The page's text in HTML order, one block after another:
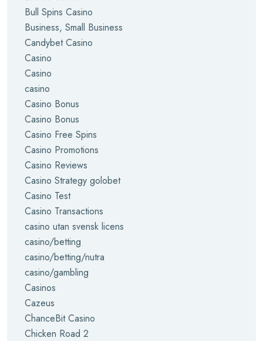
Bull Spins Casino
Business, Small Business
Candybet Casino
Casino
Casino
casino
Casino Bonus
Casino Bonus
Casino Free Spins
Casino Promotions
Casino Reviews
Casino Strategy golobet
Casino Test
Casino Transactions
casino utan svensk licens
casino/betting
casino/betting/nutra
casino/gambling
Casinos
Cazeus
ChanceBit Casino
Chicken Road 2